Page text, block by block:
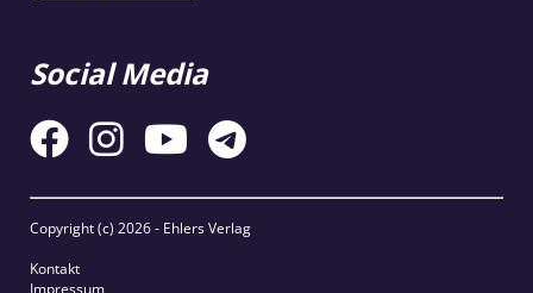
Social Media
Copyright (c) 2026 - Ehlers Verlag
Kontakt
Impressum